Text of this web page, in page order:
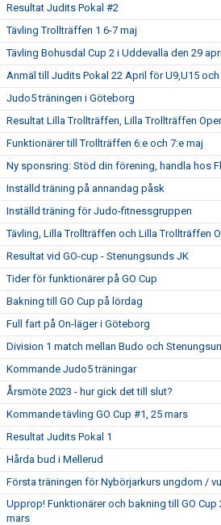
Resultat Judits Pokal #2
Tävling Trollträffen 1 6-7 maj
Tävling Bohusdal Cup 2 i Uddevalla den 29
Anmäl till Judits Pokal 22 April för U9,U15 och
Judo5 träningen i Göteborg
Resultat Lilla Trollträffen, Lilla Trollträffen
Funktionärer till Trollträffen 6:e och 7:e maj
Ny sponsring: Stöd din förening, handla hos
Inställd träning på annandag påsk
Inställd träning för Judo-fitnessgruppen
Tävling, Lilla Trollträffen och Lilla Trollträffen
Resultat vid GO-cup - Stenungsunds JK
Tider för funktionärer på GO Cup
Bakning till GO Cup på lördag
Full fart på On-läger i Göteborg
Division 1 match mellan Budo och
Kommande Judo5 träningar
Årsmöte 2023 - hur gick det till slut?
Kommande tävling GO Cup #1, 25 mars
Resultat Judits Pokal 1
Hårda bud i Mellerud
Första träningen för Nybörjarkurs ungdom /
Upprop! Funktionärer och bakning till GO Cup
mars